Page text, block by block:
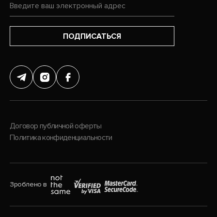
ПОДПИСАТЬСЯ
Договор публичной оферты
Политика конфиденциальности
Зроблено в